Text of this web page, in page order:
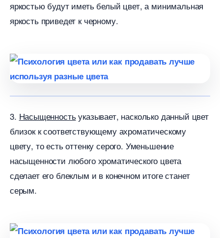
яркостью будут иметь белый цвет, а минимальная
яркость приведет к черному.
3. Насыщенностьуказывает, насколько данный цвет
лизок к соответствующему ахроматическому
цвету, то есть оттенку серого. Уменьшение
насыщенности любого хроматического цвета
сделает его блеклым и в конечном итоге станет
серым.